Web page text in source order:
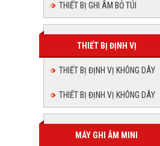
THIẾT BỊ GHI ÂM BỎ TÚI
THIẾT BỊ ĐỊNH VỊ
THIẾT BỊ ĐỊNH VỊ KHÔNG DÂY
THIẾT BỊ ĐỊNH VỊ KHÔNG DÂY
MÁY GHI ÂM MINI